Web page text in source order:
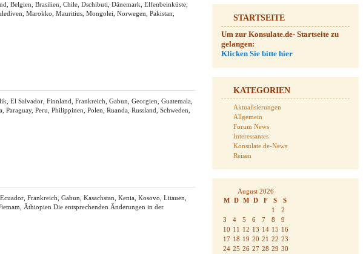
Belgien, Brasilien, Chile, Dschibuti, Dänemark, Elfenbeinküste,
Marokko, Mauritius, Mongolei, Norwegen, Pakistan,
El Salvador, Finnland, Frankreich, Gabun, Georgien, Guatemala,
Peru, Philippinen, Polen, Ruanda, Russland, Schweden,
Frankreich, Gabun, Kasachstan, Kenia, Kosovo, Litauen,
Äthiopien Die entsprechenden Änderungen in der
STARTSEITE
Um zur Konsulate.de- Startseite zu
gelangen:
Klicken Sie bitte hier
KATEGORIEN
Aktualisierungen
Allgemein
Forum News
Interessantes
Konsulate.de-News
Reisen
August 2026
M D M D F S
S
1
2
3
4 5 6 7 8
9
10 11 12 13 14 15 16
17 18 19 20 21 22 23
24 25 26 27 28 29 30